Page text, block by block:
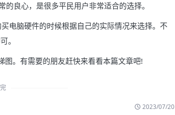
良心，是很多平民用户非常适合的选择。
电脑硬件的时候根据自己的实际情况来选择。不
。
。有需要的朋友赶快来看看本篇文章吧!
2023/07/20